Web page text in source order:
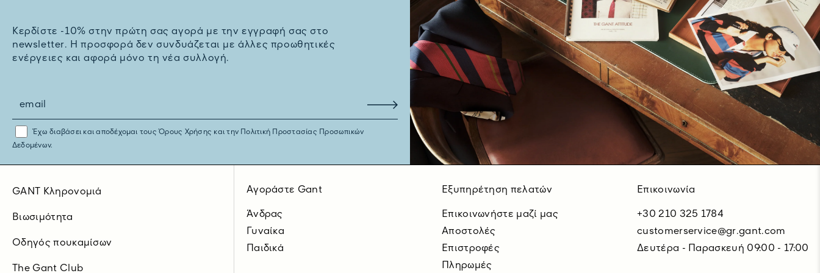
Kερδίστε -10% στην πρώτη σας αγορά με την εγγραφή σας στο
newsletter. H προσφορά δεν συνδυάζεται με άλλες προωθητικές
ενέργειες και αφορά μόνο τη νέα συλλογή.
Έχω διαβάσει και αποδέχομαι τουςΌρους Χρήσης και τηνΠολιτική Προστασίας Προσωπικών
Δεδομένων.
GANT Κληρονομιά
Βιωσιμότητα
Οδηγός πουκαμίσων
The Gant Club
Αγοράστε Gant
Άνδρας
Γυναίκα
Παιδικά
Εξυπηρέτηση πελατών
Επικοινωνήστε μαζί μας
Αποστολές
Επιστροφές
Πληρωμές
Επικοινωνία
+30 210 325 1784
customerservice@gr.gant.com
Δευτέρα - Παρασκευή 09:00 - 17:00